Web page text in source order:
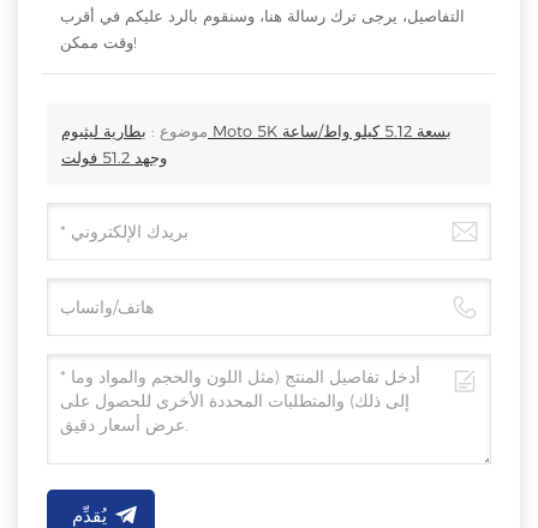
التفاصيل، يرجى ترك رسالة هنا، وسنقوم بالرد عليكم في أقرب
وقت ممكن!
موضوع : بطارية ليثيوم Moto 5K بسعة 5.12 كيلو واط/ساعة
وجهد 51.2 فولت
يُقدِّم